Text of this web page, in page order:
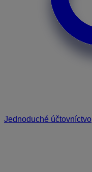
Jednoduché účtovníctvo